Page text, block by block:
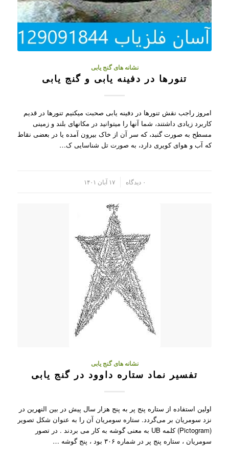
نشانه های گنج یابی
تنورها در دفینه یابی و گنج یابی
امروز راجب نقش تنورها در دفینه یابی صحبت میکنیم تنورها در قدیم
کاربرد زیادی داشتند، شما آنها را میتوانید در مکانهای بلند و زمینی
مسطح به صورت گنبد، که سر آن از خاک بیرون آمده یا در بعضی نقاط
که آب و هوای کویری دارد، به صورت تل شناسایی ک…
۰ دیدگاه ۱۷ آبان ۱۴۰۱
نشانه های گنج یابی
تفسیر نماد ستاره داوود در گنج یابی
اولین استفاده از ستاره پنج پر به پنج هزار سال پیش در بین‌ النهرین در
نزد سومریان بر می‌گردد. ستاره سومریان آن را به عنوان شکل تصویر
(Pictogram) کلمه UB به معنی گوشه به کار می ‌بردند . در تصور
سومریان ، ستاره پنج پر در شماره ۳۰۶ بود ، پنج گوشه …